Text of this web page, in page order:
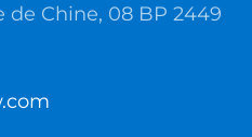
de Chine, 08 BP 2449